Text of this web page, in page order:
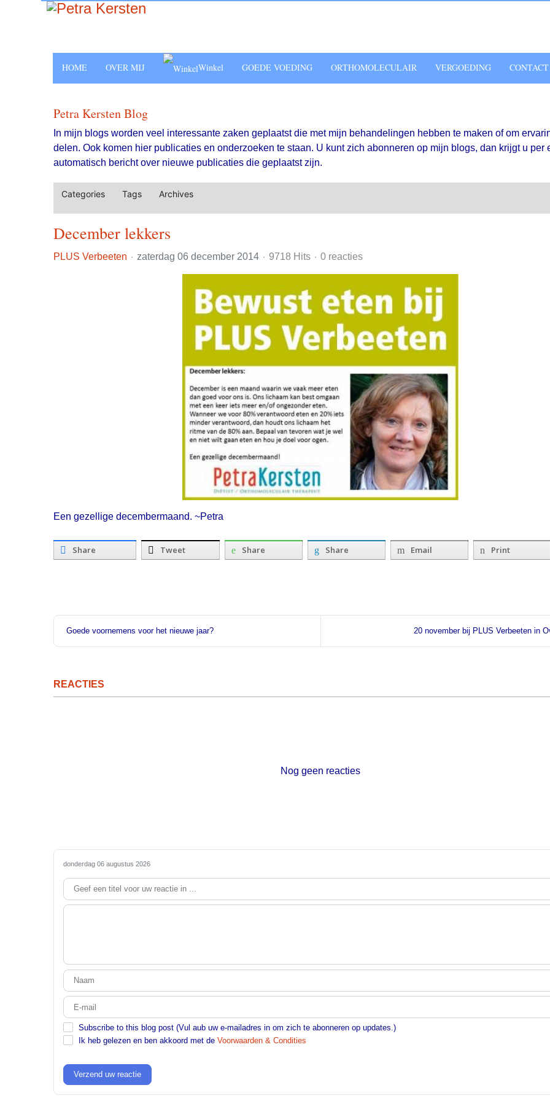
HOME OVER MIJ Winkel GOEDE VOEDING ORTHOMOLECULAIR VERGOEDING CONTACT
Petra Kersten Blog
In mijn blogs worden veel interessante zaken geplaatst die met mijn behandelingen hebben te maken of om
delen. Ook komen hier publicaties en onderzoeken te staan. U kunt zich abonneren op mijn blogs, dan krijgt u per
automatisch bericht over nieuwe publicaties die geplaatst zijn.
Categories Tags Archives
December lekkers
PLUS Verbeeten zaterdag 06 december 2014 9718 Hits 0 reacties
Een gezellige decembermaand. ~Petra
Share Tweet Share Share Email Print
Goede voornemens voor het nieuwe jaar? 20 november bij PLUS Verbeeten in
REACTIES
Nog geen reacties
donderdag 06 augustus 2026
Subscribe to this blog post (Vul aub uw e-mailadres in om zich te abonneren op updates.)
Ik heb gelezen en ben akkoord met de Voorwaarden & Condities
Verzend uw reactie